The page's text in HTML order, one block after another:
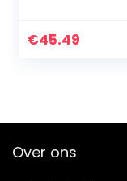
Geboorte, 0m +,
€45.49
Over ons